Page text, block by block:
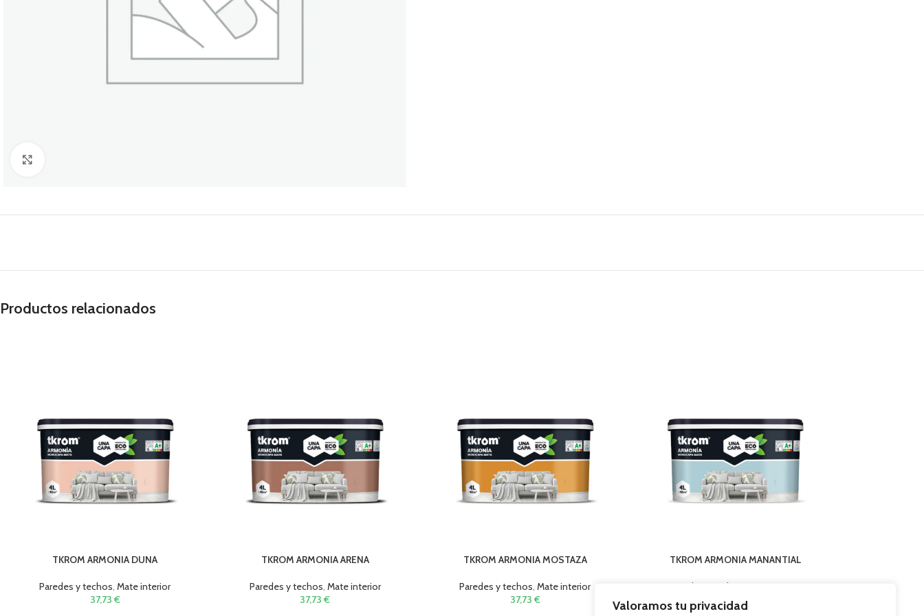
Valoramos tu privacidad
Productos relacionados
TKROM ARMONIA DUNA
Paredes y techos,Mate interior
37,73 €
TKROM ARMONIA ARENA
Paredes y techos, Mate interior
37,73€
TKROM ARMONIA MOSTAZA
Paredes y techos,Mate interior
37,73 €
TKROM ARMONIA MANANTIAL
Paredes y techos
37,73 €